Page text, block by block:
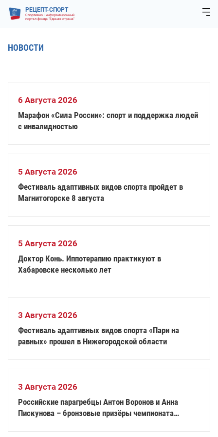
РЕЦЕПТ-СПОРТ
Спортивно - информационный
портал фонда "Единая страна"
НОВОСТИ
6 Августа 2026
Марафон «Сила России»: спорт и поддержка людей
с инвалидностью
5 Августа 2026
Фестиваль адаптивных видов спорта пройдет в
Магнитогорске 8 августа
5 Августа 2026
Доктор Конь. Иппотерапию практикуют в
Хабаровске несколько лет
3 Августа 2026
Фестиваль адаптивных видов спорта «Пари на
равных» прошел в Нижегородской области
3 Августа 2026
Российские парагребцы Антон Воронов и Анна
Пискунова – бронзовые призёры чемпионата